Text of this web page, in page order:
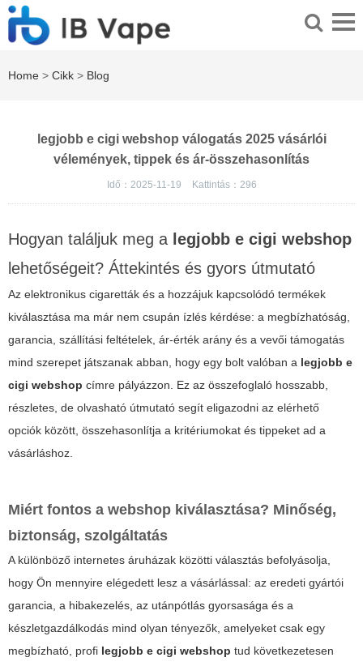
Home > Cikk > Blog
legjobb e cigi webshop válogatás 2025 vásárlói
vélemények, tippek és ár-összehasonlítás
Idő：2025-11-19 Kattintás： 296
Hogyan találjuk meg a legjobb e cigi webshop
lehetőségeit? Áttekintés és gyors útmutató
Az elektronikus cigaretták és a hozzájuk kapcsolódó termékek
kiválasztása ma már nem csupán ízlés kérdése: a megbízhatóság,
garancia, szállítási feltételek, ár-érték arány és a vevői támogatás
mind szerepet játszanak abban, hogy egy bolt valóban a legjobb e
cigi webshop címre pályázzon. Ez az összefoglaló hosszabb,
részletes, de olvasható útmutató segít eligazodni az elérhető
opciók között, összehasonlítja a kritériumokat és tippeket ad a
vásárláshoz.
Miért fontos a webshop kiválasztása? Minőség,
biztonság, szolgáltatás
A különböző internetes áruházak közötti választás befolyásolja,
hogy Ön mennyire elégedett lesz a vásárlással: az eredeti gyártói
garancia, a hibakezelés, az utánpótlás gyorsasága és a
készletgazdálkodás mind olyan tényezők, amelyeket csak egy
megbízható, profi legjobb e cigi webshop tud következetesen